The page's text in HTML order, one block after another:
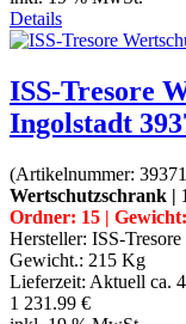
Details
ISS-Tresore
Ingolstadt
(Artikelnummer: 39371
Wertschutzschrank |
Ordner: 15 |
Hersteller: ISS-Tresore
Gewicht.: 215 Kg
Lieferzeit: Aktuell ca.
1 231.99 €